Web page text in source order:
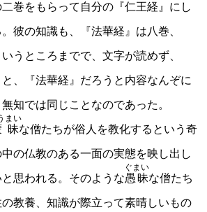
巻をもらって自分の『仁王経』にし
彼の知識も、『法華経』は八巻、
うところまでで、文字が読めず、
と、『法華経』だろうと内容なんぞに
知では同じことなのであった。
昧
まい
な僧たちが俗人を教化するという奇
の仏教のある一面の実態を映し出し
思われる。そのような愚昧
ぐまい
な僧たち
教養、知識が際立って素晴しいもの